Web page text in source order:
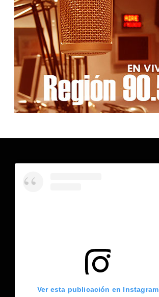
Ver esta publicación en Instagram